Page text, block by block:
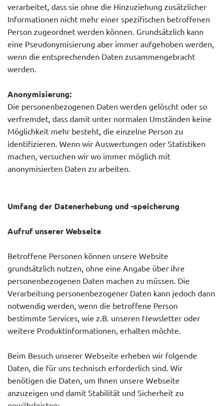
verarbeitet, dass sie ohne die Hinzuziehung zusätzlicher
Informationen nicht mehr einer spezifischen betroffenen
Person zugeordnet werden können. Grundsätzlich kann
eine Pseudonymisierung aber immer aufgehoben werden,
wenn die entsprechenden Daten zusammengebracht
werden.
Anonymisierung:
Die personenbezogenen Daten werden gelöscht oder so
verfremdet, dass damit unter normalen Umständen keine
Möglichkeit mehr besteht, die einzelne Person zu
identifizieren. Wenn wir Auswertungen oder Statistiken
machen, versuchen wir wo immer möglich mit
anonymisierten Daten zu arbeiten.
Umfang der Datenerhebung und -speicherung
Aufruf unserer Webseite
Betroffene Personen können unsere Website
grundsätzlich nutzen, ohne eine Angabe über ihre
personenbezogenen Daten machen zu müssen. Die
Verarbeitung personenbezogener Daten kann jedoch dann
notwendig werden, wenn die betroffene Person
bestimmte Services, wie z.B. unseren Newsletter oder
weitere Produktinformationen, erhalten möchte.
Beim Besuch unserer Webseite erheben wir folgende
Daten, die für uns technisch erforderlich sind. Wir
benötigen die Daten, um Ihnen unsere Webseite
anzuzeigen und damit Stabilität und Sicherheit zu